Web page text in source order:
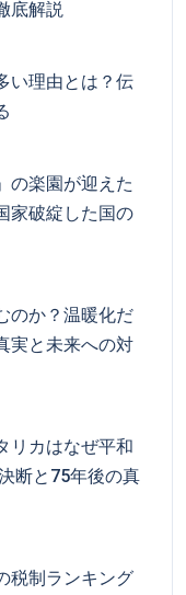
底解説
い理由とは？伝
の楽園が迎えた
家破綻した国の
のか？温暖化だ
実と未来への対
リカはなぜ平和
断と75年後の真
税制ランキング